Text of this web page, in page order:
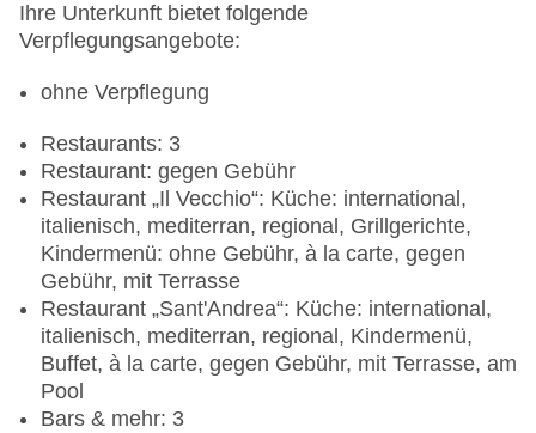
Ihre Unterkunft bietet folgende
Verpflegungsangebote:
ohne Verpflegung
Restaurants: 3
Restaurant: gegen Gebühr
Restaurant „Il Vecchio“: Küche: international,
italienisch, mediterran, regional, Grillgerichte,
Kindermenü: ohne Gebühr, à la carte, gegen
Gebühr, mit Terrasse
Restaurant „Sant'Andrea“: Küche: international,
italienisch, mediterran, regional, Kindermenü,
Buffet, à la carte, gegen Gebühr, mit Terrasse, am
Pool
Bars & mehr: 3